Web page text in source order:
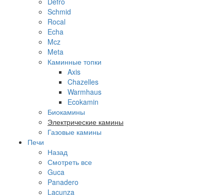
Schmid
Rocal
Echa
Mcz
Meta
Каминные топки
Axis
Chazelles
Warmhaus
Ecokamin
Биокамины
Электрические камины
Газовые камины
Печи
Назад
Смотреть все
Guca
Panadero
Lacunza